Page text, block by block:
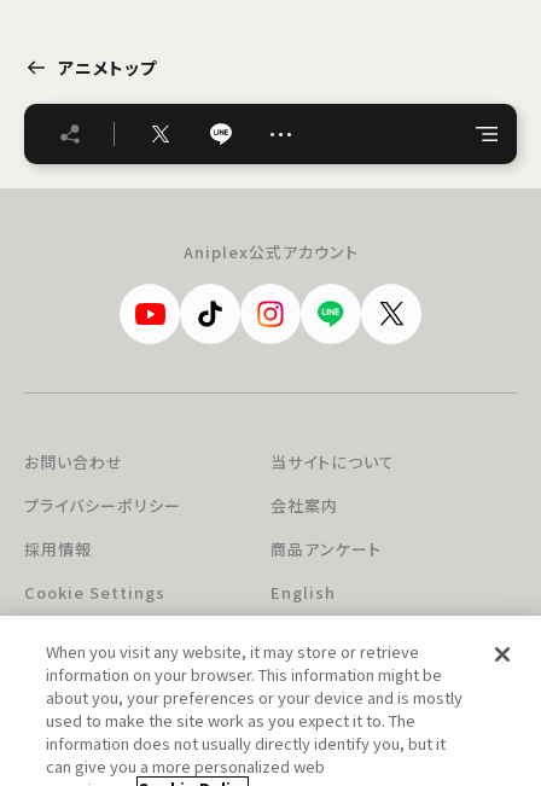
アニメトップ
…
Aniplex公式アカウント
お問い合わせ
当サイトについて
プライバシーポリシー
会社案内
採用情報
商品アンケート
Cookie Settings
English
このホームページに掲載されている著作物の無断利用を禁じます。
When you visit any website, it may store or retrieve
information on your browser. This information might be
about you, your preferences or your device and is mostly
used to make the site work as you expect it to. The
information does not usually directly identify you, but it
can give you a more personalized web